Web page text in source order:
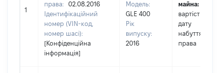
1
права:
02.08.2016
Ідентифікаційний
номер (VIN-код,
номер шасі):
[Конфіденційна
інформація]
Модель:
GLE 400
Рік
випуску:
2016
майна:
вартість на
дату
набуття
права